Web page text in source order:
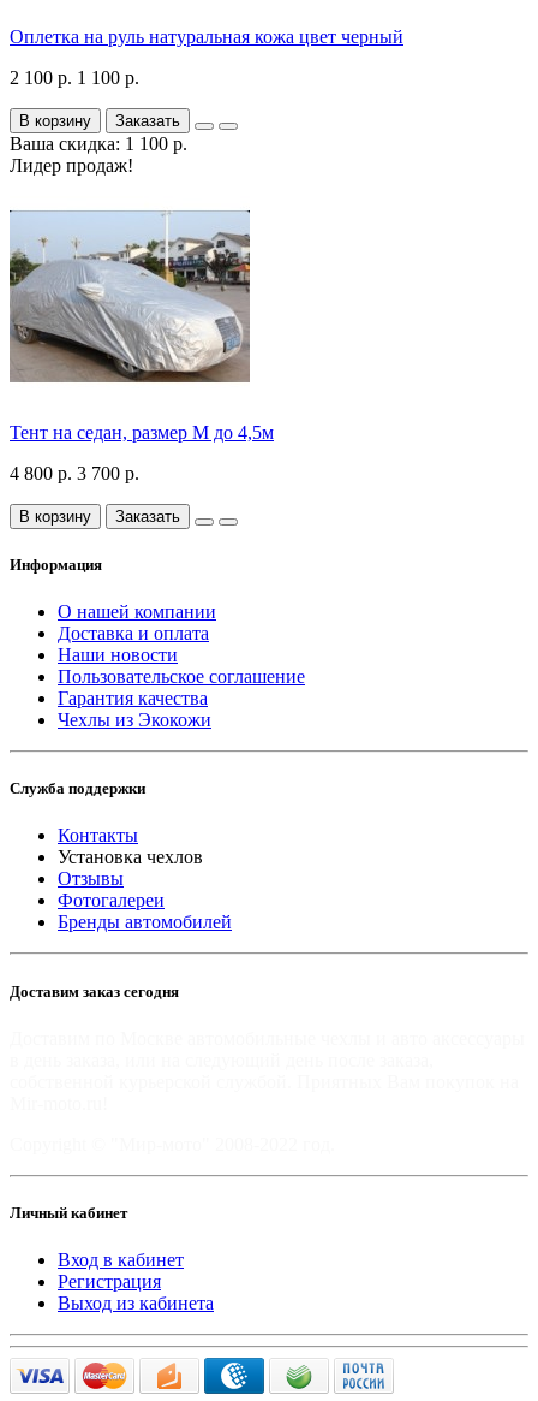
Оплетка на руль натуральная кожа цвет черный
2 100 р. 1 100 р.
В корзину Заказать
Ваша скидка: 1 100 р.
Лидер продаж!
Тент на седан, размер М до 4,5м
4 800 р. 3 700 р.
В корзину Заказать
Информация
О нашей компании
Доставка и оплата
Наши новости
Пользовательское соглашение
Гарантия качества
Чехлы из Экокожи
Служба поддержки
Контакты
Установка чехлов
Отзывы
Фотогалереи
Бренды автомобилей
Доставим заказ сегодня
Личный кабинет
Вход в кабинет
Регистрация
Выход из кабинета